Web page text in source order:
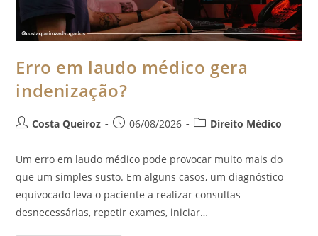
Erro em laudo médico gera
indenização?
Costa Queiroz 06/08/2026 Direito Médico
Um erro em laudo médico pode provocar muito mais do
que um simples susto. Em alguns casos, um diagnóstico
equivocado leva o paciente a realizar consultas
desnecessárias, repetir exames, iniciar…